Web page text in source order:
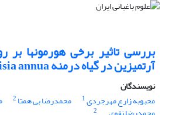
بررسی تاثیر برخی هورمونها بر
آرتمیزین در گیاه درمنه Artemisia annua
نویسندگان
محبوبه زارع مهرجردی1 محمدرضا بی همتا 2
2